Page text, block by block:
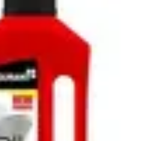
Dépannage et révisions